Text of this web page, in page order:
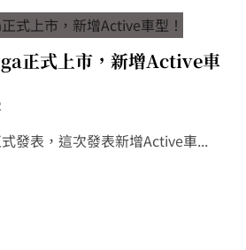
正式上市，新增Active車
發表，這次發表新增Active車...